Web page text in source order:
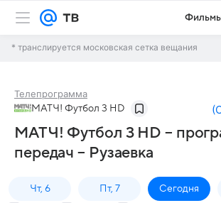
* транслируется московская сетка вещания
Телепрограмма
МАТЧ! Футбол 3 HD (
МАТЧ! Футбол 3 HD –
передач – Рузаевка
Чт, 6 Пт, 7 Сегодня